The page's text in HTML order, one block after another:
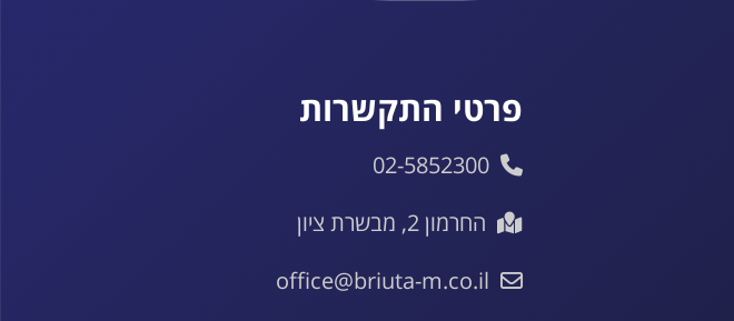
פרטי התקשרות
02-5852300
החרמון 2, מבשרת ציון
office@briuta-m.co.il